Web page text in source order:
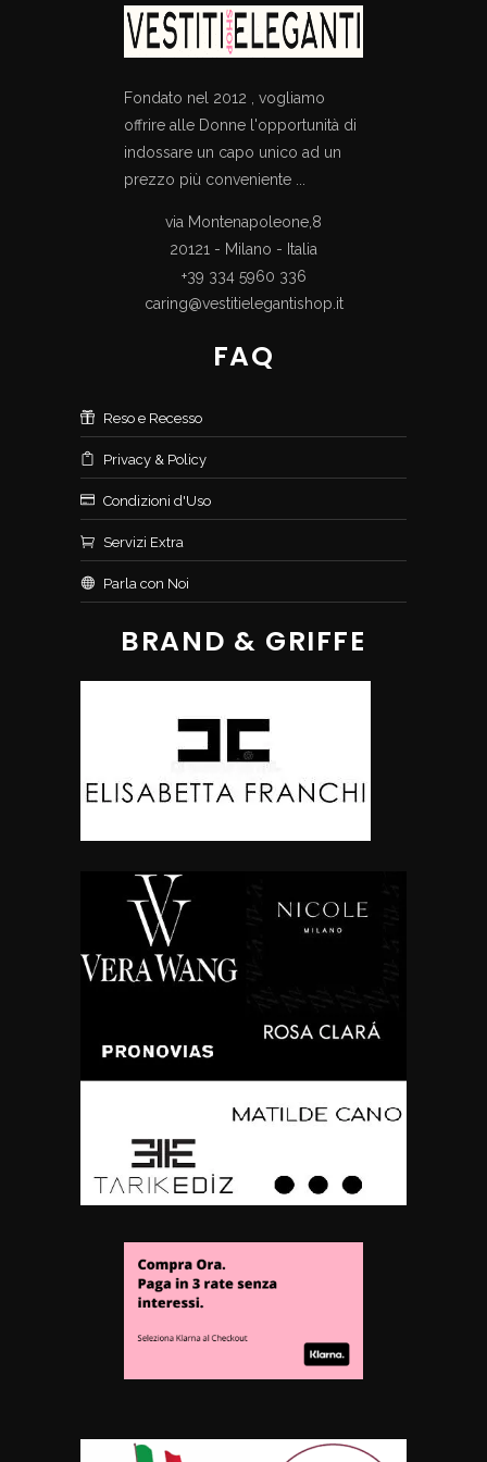
Fondato nel 2012 , vogliamo
offrire alle Donne l'opportunità di
indossare un capo unico ad un
prezzo più conveniente ...
via Montenapoleone,8
20121 - Milano - Italia
+39 334 5960 336
caring@vestitielegantishop.it
FAQ
Reso e Recesso
Privacy & Policy
Condizioni d'Uso
Servizi Extra
Parla con Noi
BRAND & GRIFFE